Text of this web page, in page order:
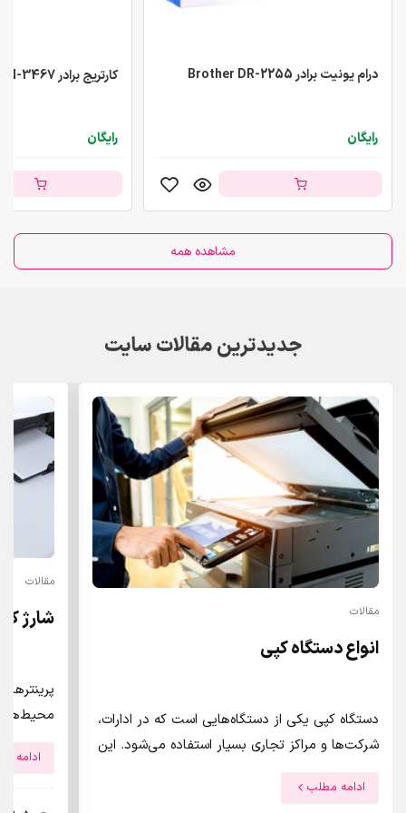
درام یونیت برادر Brother DR-2255
رایگان
کارتریج برادر Brother TN-3467
رایگان
مشاهده همه
جدیدترین مقالات سایت
مقالات
انواع دستگاه کپی
دستگاه کپی یکی از دستگاه‌هایی است که در ادارات،
شرکت‌ها و مراکز تجاری بسیار استفاده می‌شود. این
دستگاه قابلیت تولید نسخه‌های تکراری از سند‌ها،
اسناد و تصاویر را دارد. در این مقاله، به بررسی انواع
ادامه مطلب
مقالات
شارژ
ادامه